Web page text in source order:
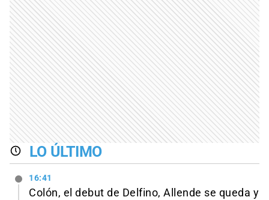
LO ÚLTIMO
16:41
Colón, el debut de Delfino, Allende se queda y